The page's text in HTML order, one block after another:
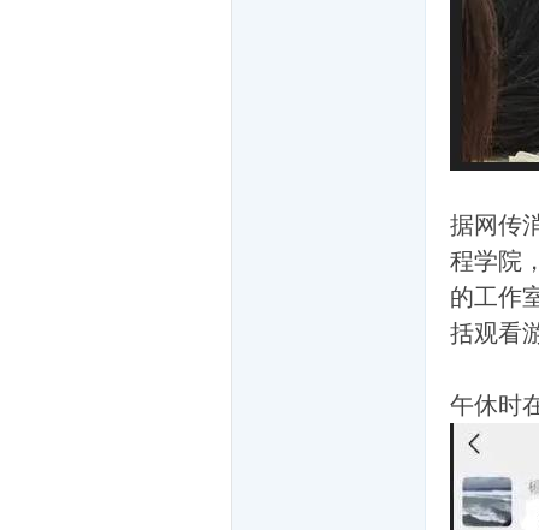
据网传
程学院
的工作
括观看
午休时